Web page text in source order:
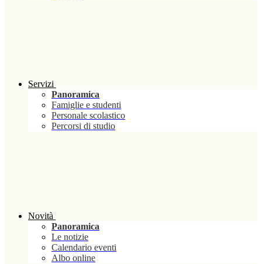
Servizi
Panoramica
Famiglie e studenti
Personale scolastico
Percorsi di studio
Novità
Panoramica
Le notizie
Calendario eventi
Albo online